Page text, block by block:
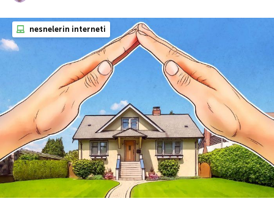
nesnelerin interneti